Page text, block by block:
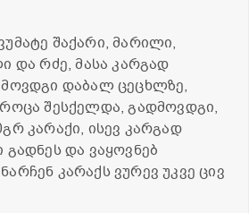
შაქარი, მარილი,
და რძე, მასა კარგად
დაბალ ცეცხლზე,
შესქელდა, გადმოვდგი,
კარაქი, ისევ კარგად
და ვაყოვნებ
კარაქს ვურევ უკვე ცივ